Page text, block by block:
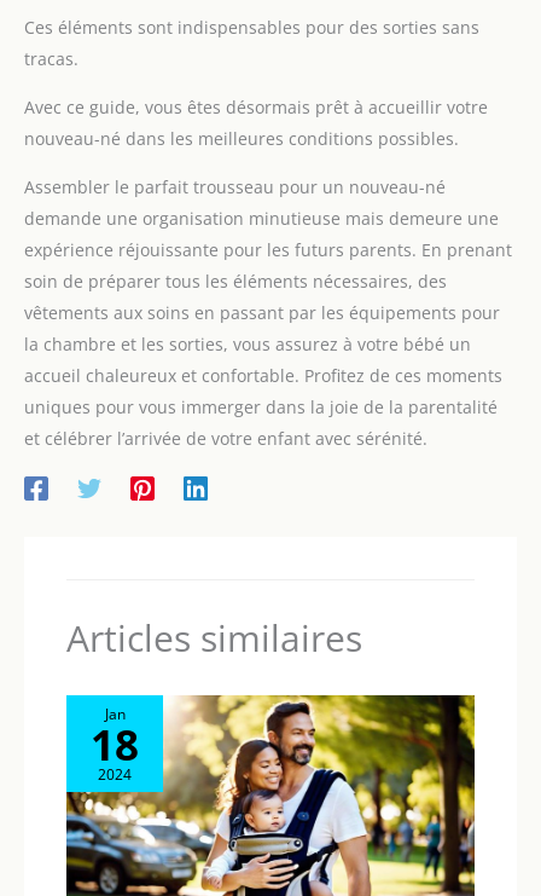
Ces éléments sont indispensables pour des sorties sans
tracas.
Avec ce guide, vous êtes désormais prêt à accueillir votre
nouveau-né dans les meilleures conditions possibles.
Assembler le parfait trousseau pour un nouveau-né
demande une organisation minutieuse mais demeure une
expérience réjouissante pour les futurs parents. En prenant
soin de préparer tous les éléments nécessaires, des
vêtements aux soins en passant par les équipements pour
la chambre et les sorties, vous assurez à votre bébé un
accueil chaleureux et confortable. Profitez de ces moments
uniques pour vous immerger dans la joie de la parentalité
et célébrer l’arrivée de votre enfant avec sérénité.
Articles similaires
Jan
18
2024